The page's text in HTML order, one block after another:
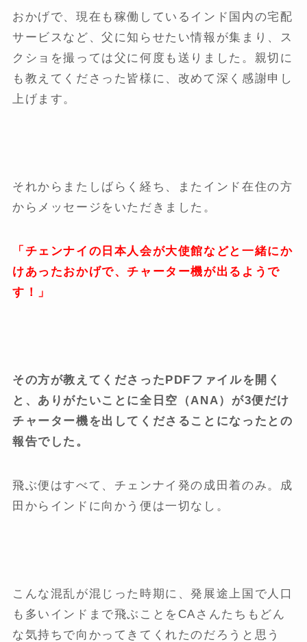
おかげで、現在も稼働しているインド国内の宅配
サービスなど、父に知らせたい情報が集まり、ス
クショを撮っては父に何度も送りました。親切に
も教えてくださった皆様に、改めて深く感謝申し
上げます。
それからまたしばらく経ち、またインド在住の方
からメッセージをいただきました。
「チェンナイの日本人会が大使館などと一緒にか
けあったおかげで、チャーター機が出るようで
す！」
その方が教えてくださったPDFファイルを開く
と、ありがたいことに全日空（ANA）が3便だけ
チャーター機を出してくださることになったとの
報告でした。
飛ぶ便はすべて、チェンナイ発の成田着のみ。成
田からインドに向かう便は一切なし。
こんな混乱が混じった時期に、発展途上国で人口
も多いインドまで飛ぶことをCAさんたちもどん
な気持ちで向かってきてくれたのだろうと思う